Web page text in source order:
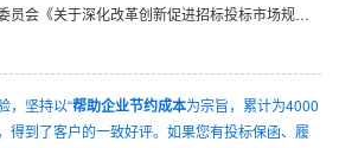
于深化改革创新促进招标投标市场规范健康发展的意见》的问题咨询
，坚持以“帮助企业节约成本为宗旨，累计为4000
得到了客户的一致好评。如果您有投标保函、履